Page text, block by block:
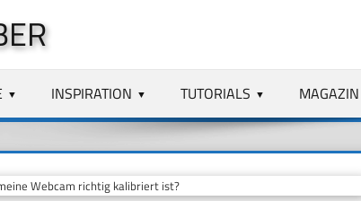
INSPIRATION TUTORIALS MAGAZIN
Webcam richtig kalibriert ist?